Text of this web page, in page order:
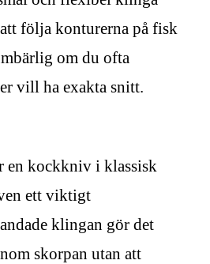
följa konturerna på fisk
om du ofta
vill ha exakta snitt.
en kockkniv i klassisk
ett viktigt
klingan gör det
skorpan utan att